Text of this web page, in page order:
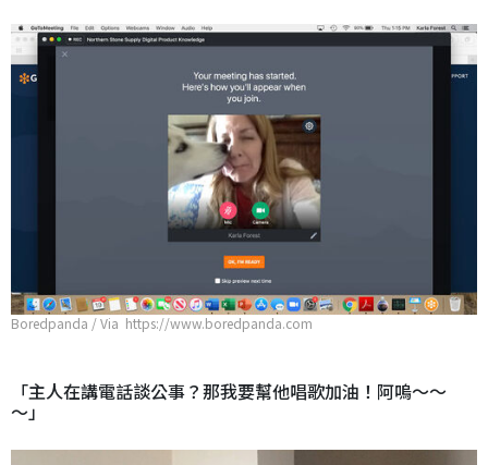
Boredpanda / Via https://www.boredpanda.com
「主人在講電話談公事？那我要幫他唱歌加油！阿嗚～～
～」